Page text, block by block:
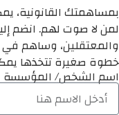
بمساهمتك القانونية،
لمن لا صوت لهم. انضم
والمعتقلين، وساهم في
خطوة صغيرة تتخذها
اسم الشخص/ المؤسسة